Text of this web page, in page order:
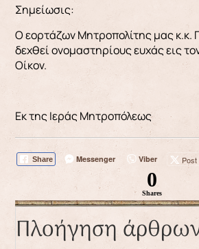
Σημείωσις:
Ο εορτάζων Μητροπολίτης μας κ.κ.
δεχθεί ονομαστηρίους ευχάς εις
Οίκον.
Εκ της Ιεράς Μητροπόλεως
Share Messenger Viber Post
0
Shares
Πλοήγηση